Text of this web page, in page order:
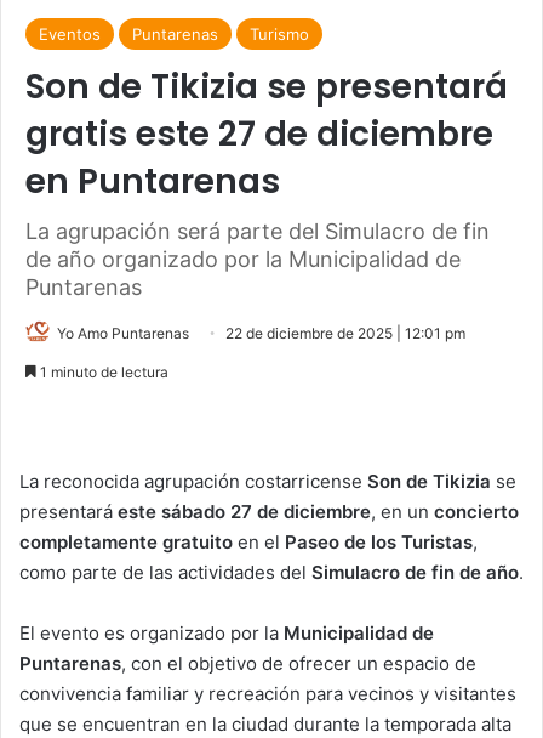
Eventos Puntarenas Turismo
Son de Tikizia se presentará
gratis este 27 de diciembre
en Puntarenas
La agrupación será parte del Simulacro de fin
de año organizado por la Municipalidad de
Puntarenas
Yo Amo Puntarenas 22 de diciembre de 2025 | 12:01 pm
1 minuto de lectura
La reconocida agrupación costarricense Son de Tikizia se
presentará este sábado 27 de diciembre, en un concierto
completamente gratuito en el Paseo de los Turistas,
como parte de las actividades del Simulacro de fin de año.
El evento es organizado por la Municipalidad de
Puntarenas, con el objetivo de ofrecer un espacio de
convivencia familiar y recreación para vecinos y visitantes
que se encuentran en la ciudad durante la temporada alta